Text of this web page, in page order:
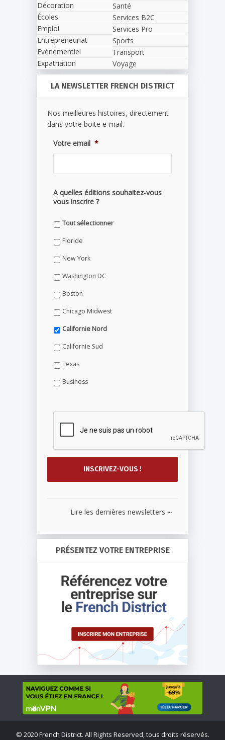
Décoration
Écoles
Emploi
Entrepreneuriat
Evènementiel
Expatriation
Santé
Services B2C
Services Pro
Sports
Transport
Voyage
LA NEWSLETTER FRENCH DISTRICT
Nos meilleures histoires, directement
dans votre boite e-mail.
Votre email *
A quelles éditions souhaitez-vous
vous inscrire ?
Tout sélectionner
Floride
New York
Washington DC
Boston
Chicago Midwest
Californie Nord
Californie Sud
Texas
Business
Lire les dernières newsletters ...
PRÉSENTEZ VOTRE ENTREPRISE
© 2020 French District. All Rights Reserved, tous droits réservés.